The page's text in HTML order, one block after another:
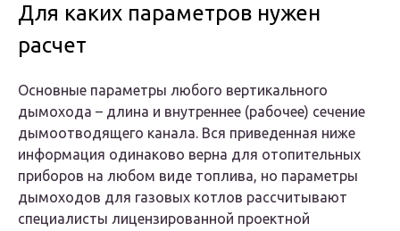
Для каких параметров нужен
расчет
Основные параметры любого вертикального
дымохода – длина и внутреннее (рабочее) сечение
дымоотводящего канала. Вся приведенная ниже
информация одинаково верна для отопительных
приборов на любом виде топлива, но параметры
дымоходов для газовых котлов рассчитывают
специалисты лицензированной проектной